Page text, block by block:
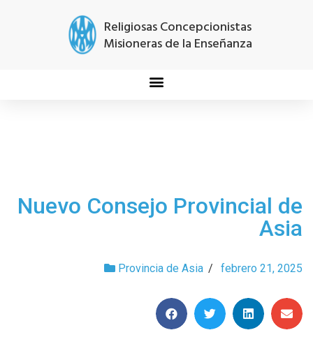
Religiosas Concepcionistas
Misioneras de la Enseñanza
Nuevo Consejo Provincial de
Asia
Provincia de Asia / febrero 21, 2025